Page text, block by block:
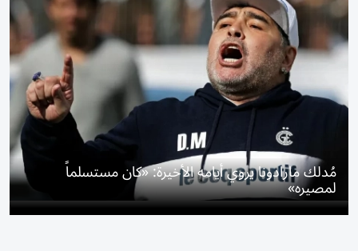
مُدلك مارادونا يروي أيامه الأخيرة: «كان مستسلماً
لمصيره»